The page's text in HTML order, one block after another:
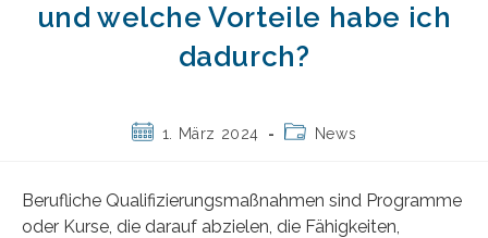
und welche Vorteile habe ich
dadurch?
Beitrag1. März 2024
Beitrags-
News
Berufliche Qualifizierungsmaßnahmen sind Programme
oder Kurse, die darauf abzielen, die Fähigkeiten,